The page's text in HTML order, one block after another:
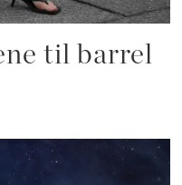
til barrel